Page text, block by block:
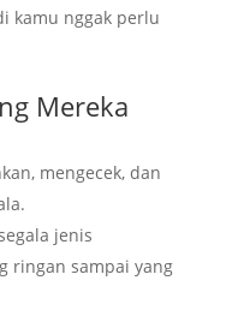
kamu nggak perlu
Mereka
mengecek, dan
jenis
ringan sampai yang